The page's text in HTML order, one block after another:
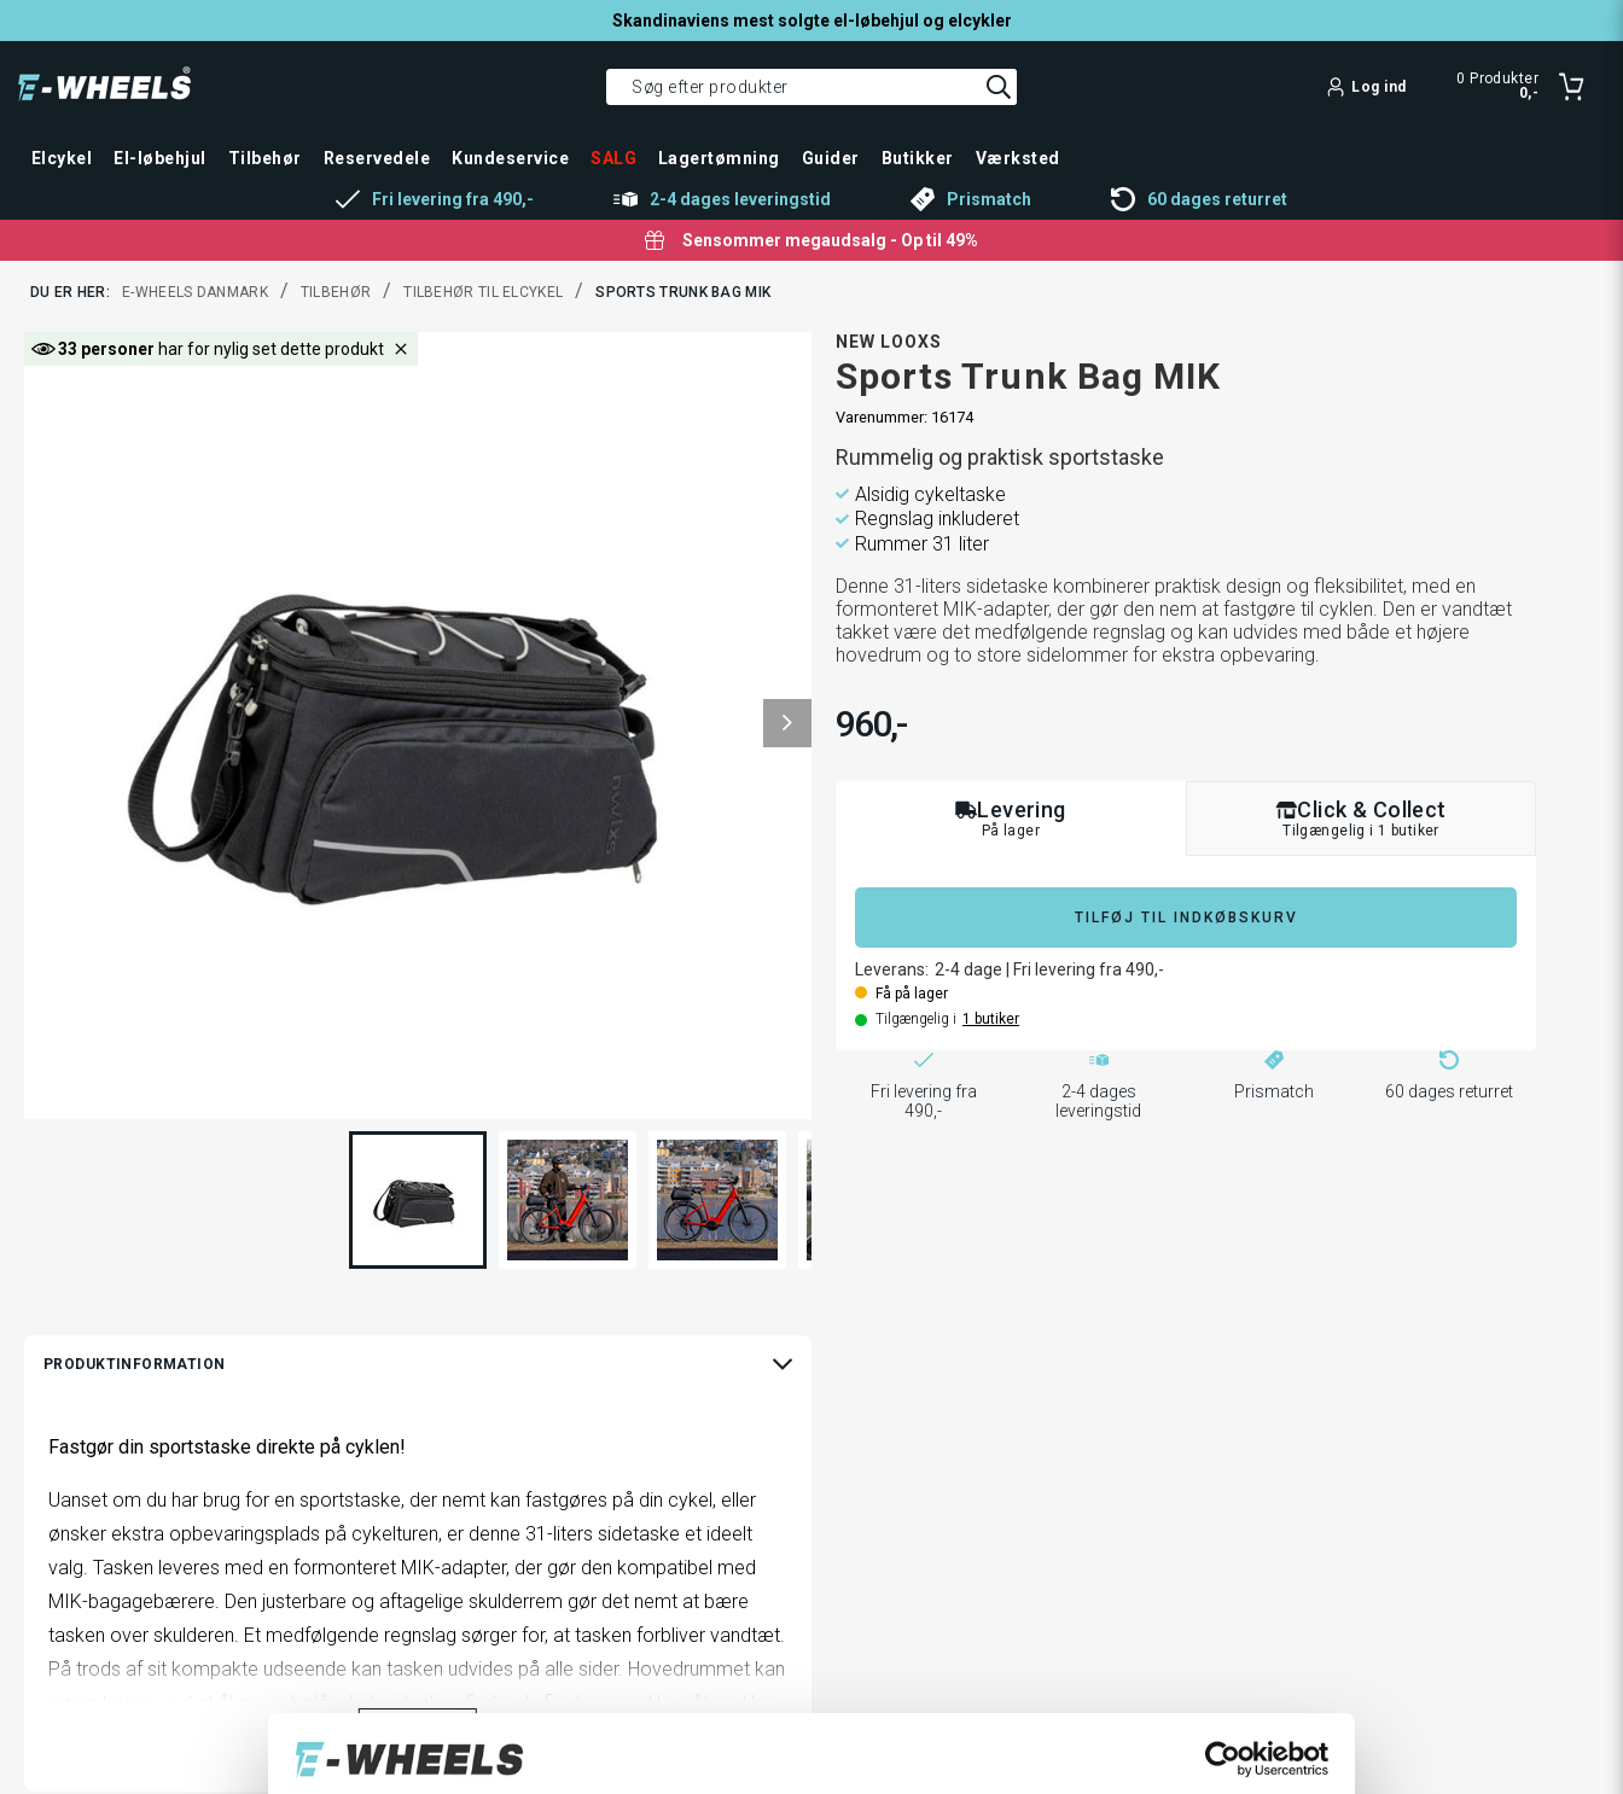
Skandinaviens mest solgte el-løbehjul og elcykler
Log ind 0 Produkter
0,-
Elcykel El-løbehjul Tilbehør Reservedele Kundeservice SALG Lagertømning Guider Butikker Værksted
Fri levering fra 490,- 2-4 dages leveringstid Prismatch 60 dages returret
Sensommer megaudsalg - Op til 49%
DU ER HER: E-WHEELS DANMARK / TILBEHØR / TILBEHØR TIL ELCYKEL / SPORTS TRUNK BAG MIK
33 personer har for nylig set dette produkt
PRODUKTINFORMATION
Fastgør din sportstaske direkte på cyklen!
Uanset om du har brug for en sportstaske, der nemt kan fastgøres på din cykel, eller
ønsker ekstra opbevaringsplads på cykelturen, er denne 31-liters sidetaske et ideelt
valg. Tasken leveres med en formonteret MIK-adapter, der gør den kompatibel med
MIK-bagagebærere. Den justerbare og aftagelige skulderrem gør det nemt at bære
tasken over skulderen. Et medfølgende regnslag sørger for, at tasken forbliver vandtæt.
På trods af sit kompakte udseende kan tasken udvides på alle sider. Hovedrummet kan
gøres højere ved at åbne en lynlås. Indeni tasken finder du fire lommer til småting. Har
du brug for mere plads? Åbn sidepanelerne, og to store ekstra sidelommer foldes ud,
så du kan medbringe endnu mere.
NEW LOOXS
Sports Trunk Bag MIK
Varenummer: 16174
Rummelig og praktisk sportstaske
Alsidig cykeltaske
Regnslag inkluderet
Rummer 31 liter
Denne 31-liters sidetaske kombinerer praktisk design og fleksibilitet, med en
formonteret MIK-adapter, der gør den nem at fastgøre til cyklen. Den er vandtæt
takket være det medfølgende regnslag og kan udvides med både et højere
hovedrum og to store sidelommer for ekstra opbevaring.
960,-
Levering
På lager
TILFØJ TIL INDKØBSKURV
Leverans: 2-4dage Fri levering fra 490,-
Få på lager
Tilgængelig i 1 butiker
Click & Collect
Tilgængelig i 1 butiker
Fri levering fra
490,-
2-4 dages
leveringstid
Prismatch 60 dages returret